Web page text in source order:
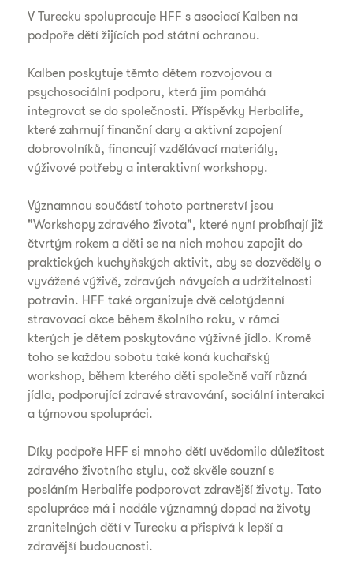
V Turecku spolupracuje HFF s asociací Kalben na
podpoře dětí žijících pod státní ochranou.
Kalben poskytuje těmto dětem rozvojovou a
psychosociální podporu, která jim pomáhá
integrovat se do společnosti. Příspěvky Herbalife,
které zahrnují finanční dary a aktivní zapojení
dobrovolníků, financují vzdělávací materiály,
výživové potřeby a interaktivní workshopy.
Významnou součástí tohoto partnerství jsou
"Workshopy zdravého života", které nyní probíhají již
čtvrtým rokem a děti se na nich mohou zapojit do
praktických kuchyňských aktivit, aby se dozvěděly o
vyvážené výživě, zdravých návycích a udržitelnosti
potravin. HFF také organizuje dvě celotýdenní
stravovací akce během školního roku, v rámci
kterých je dětem poskytováno výživné jídlo. Kromě
toho se každou sobotu také koná kuchařský
workshop, během kterého děti společně vaří různá
jídla, podporující zdravé stravování, sociální interakci
a týmovou spolupráci.
Díky podpoře HFF si mnoho dětí uvědomilo důležitost
zdravého životního stylu, což skvěle souzní s
posláním Herbalife podporovat zdravější životy. Tato
spolupráce má i nadále významný dopad na životy
zranitelných dětí v Turecku a přispívá k lepší a
zdravější budoucnosti.